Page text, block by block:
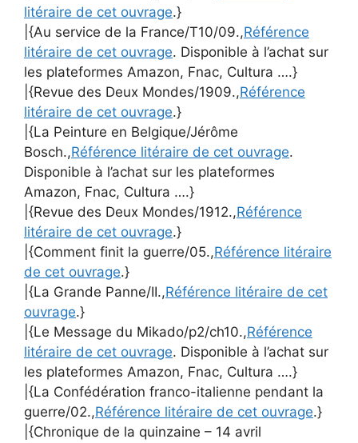
litéraire de cet ouvrage.}
|{Au service de la France/T10/09.,Référence
litéraire de cet ouvrage. Disponible à l’achat sur
les plateformes Amazon, Fnac, Cultura ….}
|{Revue des Deux Mondes/1909.,Référence
litéraire de cet ouvrage.}
|{La Peinture en Belgique/Jérôme
Bosch.,Référence litéraire de cet ouvrage.
Disponible à l’achat sur les plateformes
Amazon, Fnac, Cultura ….}
|{Revue des Deux Mondes/1912.,Référence
litéraire de cet ouvrage.}
|{Comment finit la guerre/05.,Référence litéraire
de cet ouvrage.}
|{La Grande Panne/II.,Référence litéraire de cet
ouvrage.}
|{Le Message du Mikado/p2/ch10.,Référence
litéraire de cet ouvrage. Disponible à l’achat sur
les plateformes Amazon, Fnac, Cultura ….}
|{La Confédération franco-italienne pendant la
guerre/02.,Référence litéraire de cet ouvrage.}
|{Chronique de la quinzaine – 14 avril